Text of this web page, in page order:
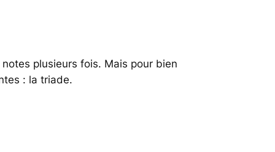
plusieurs fois. Mais pour bien
: la triade.